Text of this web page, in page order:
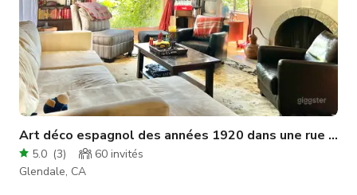
Art déco espagnol des années 1920 dans une rue
5.0 (3) 60 invités
Glendale, CA